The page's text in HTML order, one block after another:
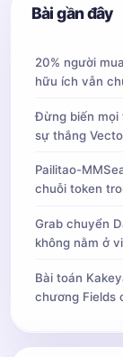
Bài gần đây
20% người
hữu ích vẫn
Đừng biến mọi
sự thắng
Pailitao-
chuỗi token
Grab chuyển
không nằm ở
Bài toán
chương Fields